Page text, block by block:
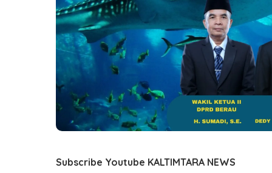
Subscribe Youtube KALTIMTARA NEWS